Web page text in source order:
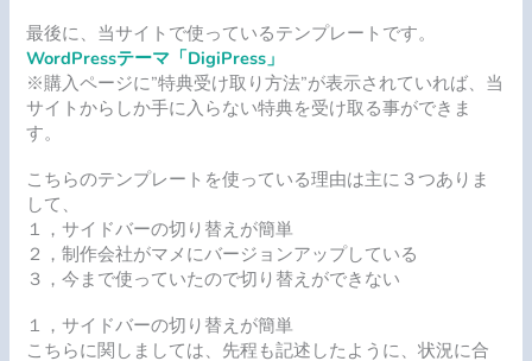
最後に、当サイトで使っているテンプレートです。
WordPressテーマ「DigiPress」
※購入ページに”特典受け取り方法”が表示されていれば、 当
サイトからしか手に入らない特典を受け取る事ができま
す。
こちらのテンプレートを使っている理由は主に３つありま
して、
１，サイドバーの切り替えが簡単
２，制作会社がマメにバージョンアップしている
３，今まで使っていたので切り替えができない
１，サイドバーの切り替えが簡単
こちらに関しましては、先程も記述したように、状況に合